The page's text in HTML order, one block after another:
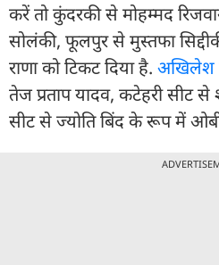
करें तो कुंदरकी से मोहम्मद
सोलंकी, फूलपुर से मुस्तफा
राणा को टिकट दिया है. अखिलेश
तेज प्रताप यादव, कटेहरी सीट से
सीट से ज्योति बिंद के रूप में